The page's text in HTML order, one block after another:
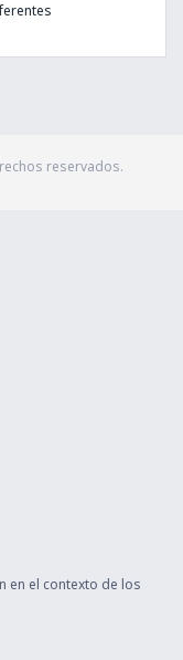
reservados.
en el contexto de los